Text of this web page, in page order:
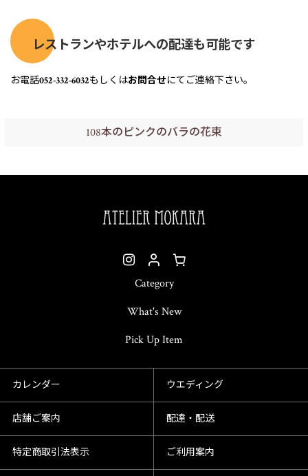
108本のピンクのバラの花束
レストランやホテルへの配達も可能です
お電話052-332-6032もしくはお問合せにてご連絡下さい。
Category
What's New
Pick Up Item
カレンダー ウエディング
店舗ご案内 配達・配送
特定商取引法表示 ご利用案内